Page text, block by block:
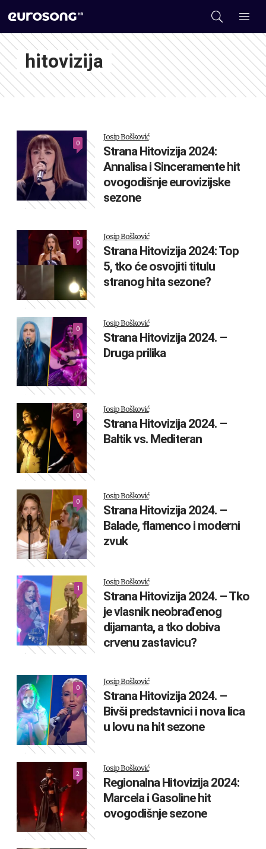
hitovizija
0
Josip Bošković
Strana Hitovizija 2024:
Annalisa i Sinceramente hit
ovogodišnje eurovizijske
sezone
0
Josip Bošković
Strana Hitovizija 2024: Top
5, tko će osvojiti titulu
stranog hita sezone?
0
Josip Bošković
Strana Hitovizija 2024. –
Druga prilika
0
Josip Bošković
Strana Hitovizija 2024. –
Baltik vs. Mediteran
0
Josip Bošković
Strana Hitovizija 2024. –
Balade, flamenco i moderni
zvuk
1
Josip Bošković
Strana Hitovizija 2024. – Tko
je vlasnik neobrađenog
dijamanta, a tko dobiva
crvenu zastavicu?
0
Josip Bošković
Strana Hitovizija 2024. –
Bivši predstavnici i nova lica
u lovu na hit sezone
2
Josip Bošković
Regionalna Hitovizija 2024:
Marcela i Gasoline hit
ovogodišnje sezone